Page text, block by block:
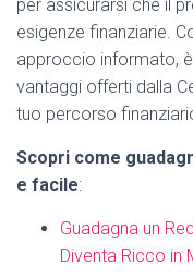
per assicurarsi che il
esigenze finanziarie.
approccio informato,
vantaggi offerti dalla
tuo percorso
Scopri come
e facile:
Guadagna un
Diventa Ricco in